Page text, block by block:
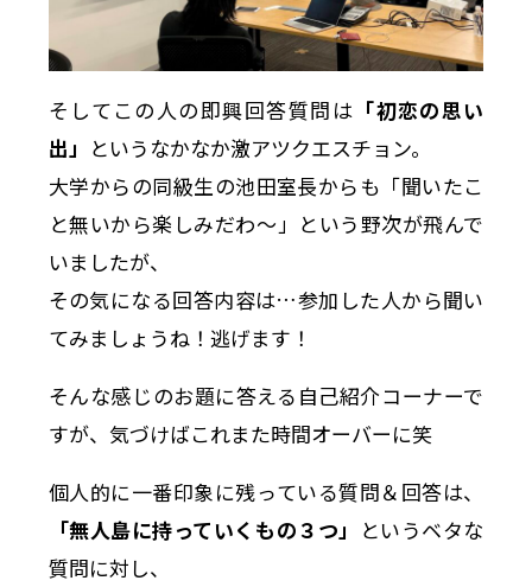
そしてこの人の即興回答質問は 「初恋の思い
出」 というなかなか激アツクエスチョン。
大学からの同級生の池田室長からも「聞いたこ
と無いから楽しみだわ〜」という野次が飛んで
いましたが、
その気になる回答内容は…参加した人から聞い
てみましょうね！逃げます！
そんな感じのお題に答える自己紹介コーナーで
すが、気づけばこれまた時間オーバーに笑
個人的に一番印象に残っている質問＆回答は、
「無人島に持っていくもの３つ」 というベタな
質問に対し、